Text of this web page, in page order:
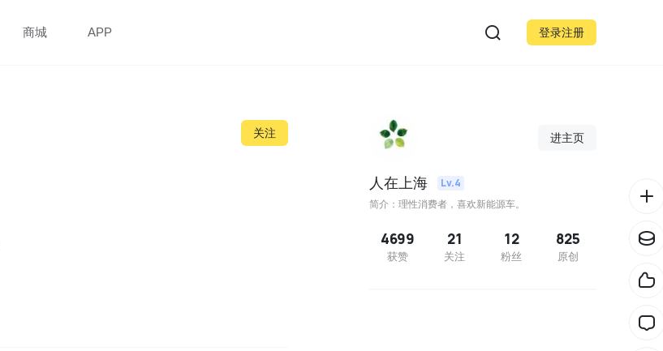
商城 APP 登录注册
关注 进主页
人在上海 Lv.4
简介：理性消费者，喜欢新能源车。
4699
获赞
21
关注
12
粉丝
825
原创